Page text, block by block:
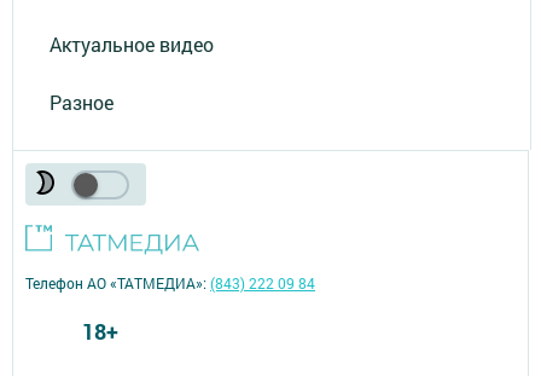
Актуальное видео
Разное
Телефон АО «ТАТМЕДИА»:(843) 222 09 84
18+